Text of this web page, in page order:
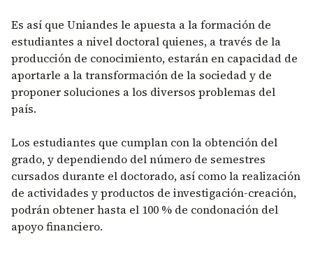
Es así que Uniandes le apuesta a la formación de
estudiantes a nivel doctoral quienes, a través de la
producción de conocimiento, estarán en capacidad de
aportarle a la transformación de la sociedad y de
proponer soluciones a los diversos problemas del
país.
Los estudiantes que cumplan con la obtención del
grado, y dependiendo del número de semestres
cursados durante el doctorado, así como la realización
de actividades y productos de investigación-creación,
podrán obtener hasta el 100 % de condonación del
apoyo financiero.